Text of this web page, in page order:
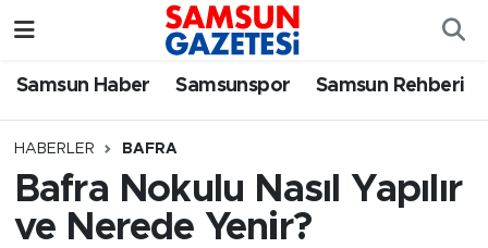
Samsun Haber Samsunspor Samsun Rehberi
HABERLER BAFRA
Bafra Nokulu Nasıl Yapılır
ve Nerede Yenir?
Samsun Haber
Samsun Rehberi
Samsun Nöbetçi Eczaneler
SAMSUN Namaz Vakitleri